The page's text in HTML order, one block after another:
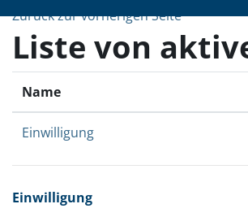
Zurück zur vorherigen Seite
Liste von
Name
Einwilligung
Einwilligung